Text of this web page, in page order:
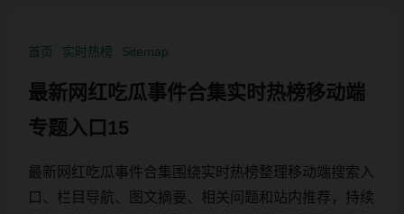
首页 实时热榜 Sitemap
最新网红吃瓜事件合集实时热榜移动端
专题入口15
最新网红吃瓜事件合集围绕实时热榜整理移动端搜索入
口、栏目导航、图文摘要、相关问题和站内推荐，持续